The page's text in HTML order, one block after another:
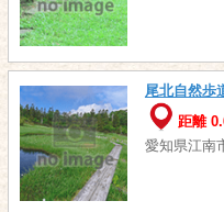
尾北自然歩
距離
愛知県江南